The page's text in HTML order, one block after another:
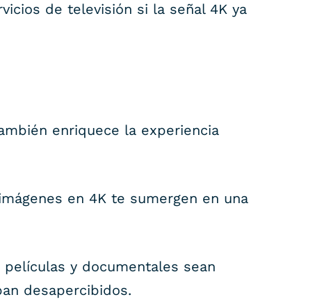
de televisión si la señal 4K ya
enriquece la experiencia
en 4K te sumergen en una
y documentales sean
desapercibidos.